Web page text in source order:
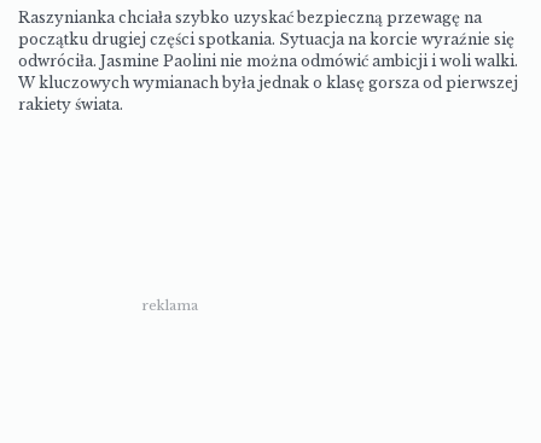
Raszynianka chciała szybko uzyskać bezpieczną przewagę na
początku drugiej części spotkania. Sytuacja na korcie wyraźnie się
odwróciła. Jasmine Paolini nie można odmówić ambicji i woli walki.
W kluczowych wymianach była jednak o klasę gorsza od pierwszej
rakiety świata.
reklama